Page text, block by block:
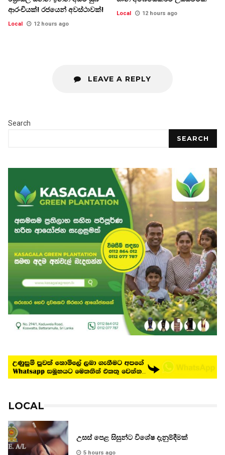
ආරංචියක්! ‍රජයෙන් අවස්ථාවක්!
Local 12 hours ago
Local 12 hours ago
LEAVE A REPLY
Search
SEARCH
LOCAL
උසස් පෙළ සිසුන්ට විශේෂ දැනුම්දීමක්
5 hours ago